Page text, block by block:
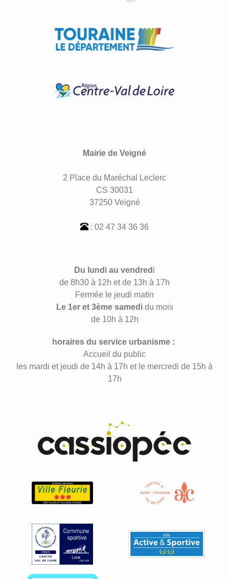
Mairie de Veigné
2 Place du Maréchal Leclerc
CS 30031
37250 Veigné
: 02 47 34 36 36
Du lundi au vendred i
de 8h30 à 12h et de 13h à 17h
Fermée le jeudi matin
Le 1er et 3ème samedidu mois
de 10h à 12h
horaires du service urbanisme :
Accueil du public
les mardi et jeudi de 14h à 17h et le mercredi de 15h à
17h